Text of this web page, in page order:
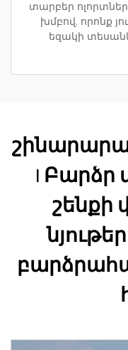
տարբեր
խմբով, որոնք
եզակի
| Բարձր
շենքի